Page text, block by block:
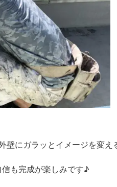
にガラッとイメージを変え
も完成が楽しみです♪